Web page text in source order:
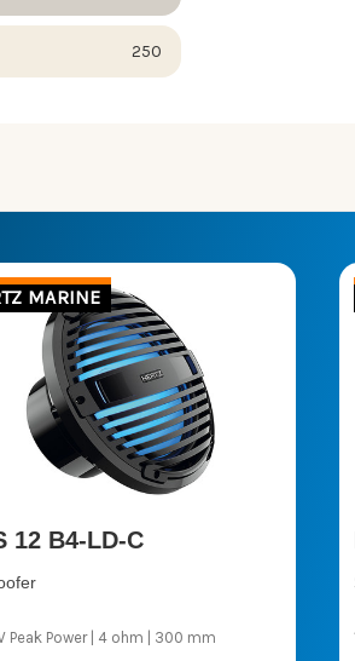
250
MARINE
12 B4-LD-C
Peak Power | 4 ohm | 300 mm